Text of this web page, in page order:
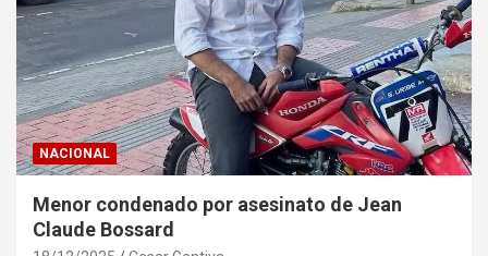
NACIONAL
Menor condenado por asesinato de Jean
Claude Bossard